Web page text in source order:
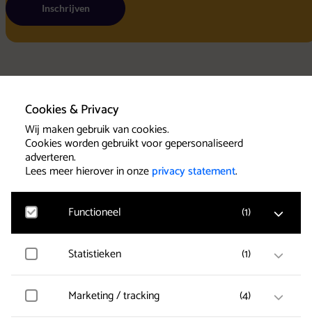
Cookies & Privacy
Wij maken gebruik van cookies.
Cookies worden gebruikt voor gepersonaliseerd
adverteren.
Lees meer hierover in onzeprivacy statement.
Functioneel (1)
Google Analytics
wordt gemeten en gebruikersgegevens worden
anoniem verzameld.
Statistieken (1)
Clarity Marketing / tracking (4)
Inschrijven
Agenda
Concerten
Concertlocaties
Klassieke Top 10
Contact
Klantenservice
Het serviceteam wilt u als
concertbezoeker een goede service
Algemene